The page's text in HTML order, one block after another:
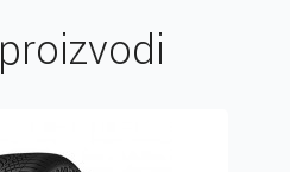
proizvodi